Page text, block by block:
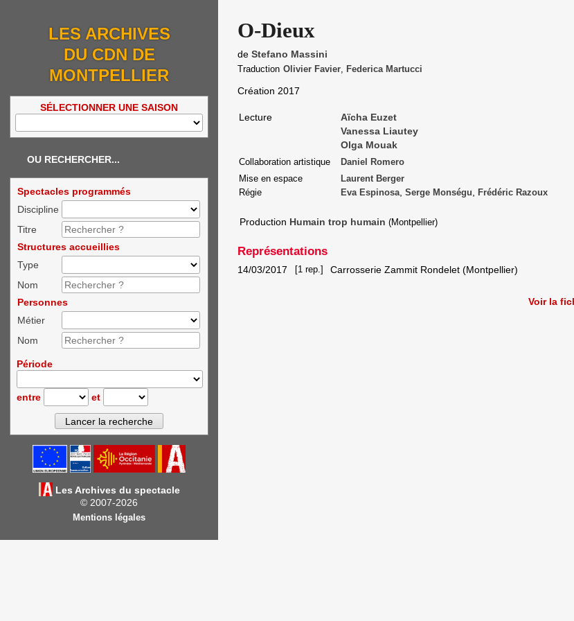
LES ARCHIVES
DU CDN DE
MONTPELLIER
SÉLECTIONNER UNE SAISON
OU RECHERCHER...
Spectacles programmés
Discipline
Titre
Structures accueillies
Type
Nom
Personnes
Métier
Nom
Période
entre et
Les Archives du spectacle
© 2007-2026
Mentions légales
O-Dieux
de Stefano Massini
Traduction Olivier Favier, Federica Martucci
Création 2017
Lecture
Aïcha Euzet
Vanessa Liautey
Olga Mouak
Collaboration artistique
Daniel Romero
Mise en espace
Laurent Berger
Régie
Eva Espinosa Serge Monségu Frédéric Razoux
Production Humain trop humain (Montpellier)
Représentations
14/03/2017 [1 rep.] Carrosserie Zammit Rondelet (Montpellier)
Voir la